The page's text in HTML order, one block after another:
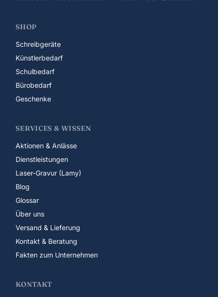
SHOP
Schreibgeräte
Künstlerbedarf
Schulbedarf
Bürobedarf
Geschenke
SERVICES & WISSEN
Aktionen & Anlässe
Dienstleistungen
Laser-Gravur (Lamy)
Blog
Glossar
Über uns
Versand & Lieferung
Kontakt & Beratung
Fakten zum Unternehmen
KONTAKT